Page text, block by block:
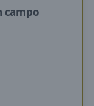
campo